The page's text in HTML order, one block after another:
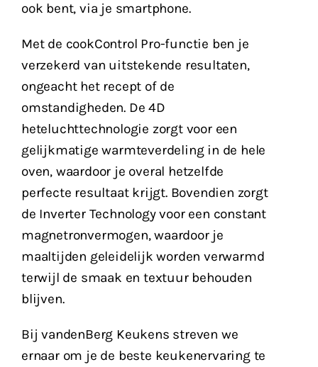
ook bent, via je smartphone.
Met de cookControl Pro-functie ben je
verzekerd van uitstekende resultaten,
ongeacht het recept of de
omstandigheden. De 4D
heteluchttechnologie zorgt voor een
gelijkmatige warmteverdeling in de hele
oven, waardoor je overal hetzelfde
perfecte resultaat krijgt. Bovendien zorgt
de Inverter Technology voor een constant
magnetronvermogen, waardoor je
maaltijden geleidelijk worden verwarmd
terwijl de smaak en textuur behouden
blijven.
Bij vandenBerg Keukens streven we
ernaar om je de beste keukenervaring te